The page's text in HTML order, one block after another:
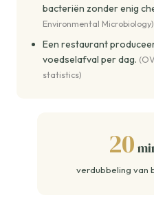
bacteriën zonder enig
Environmental Microbiology)
Een restaurant
voedselafval per dag.
statistics)
20
verdubbeling van